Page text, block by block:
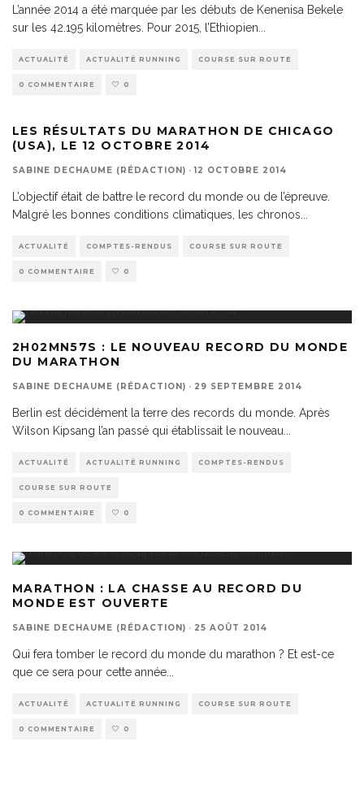
L’année 2014 a été marquée par les débuts de Kenenisa Bekele
sur les 42.195 kilomètres. Pour 2015, l’Ethiopien
ACTUALITÉ ACTUALITÉ RUNNING COURSE SUR ROUTE
0 COMMENTAIRE 0
LES RÉSULTATS DU MARATHON DE CHICAGO
(USA), LE 12 OCTOBRE 2014
SABINE DECHAUME (RÉDACTION) · 12 OCTOBRE 2014
L’objectif était de battre le record du monde ou de l’épreuve.
Malgré les bonnes conditions climatiques, les chronos
ACTUALITÉ COMPTES-RENDUS COURSE SUR ROUTE
0 COMMENTAIRE 0
2H02MN57S : LE NOUVEAU RECORD DU MONDE
DU MARATHON
SABINE DECHAUME (RÉDACTION) · 29 SEPTEMBRE 2014
Berlin est décidément la terre des records du monde. Après
Wilson Kipsang l’an passé qui établissait le nouveau
ACTUALITÉ ACTUALITÉ RUNNING COMPTES-RENDUS
COURSE SUR ROUTE
0 COMMENTAIRE 0
MARATHON : LA CHASSE AU RECORD DU
MONDE EST OUVERTE
SABINE DECHAUME (RÉDACTION) · 25 AOÛT 2014
Qui fera tomber le record du monde du marathon ? Et est-ce
que ce sera pour cette année
ACTUALITÉ ACTUALITÉ RUNNING COURSE SUR ROUTE
0 COMMENTAIRE 0